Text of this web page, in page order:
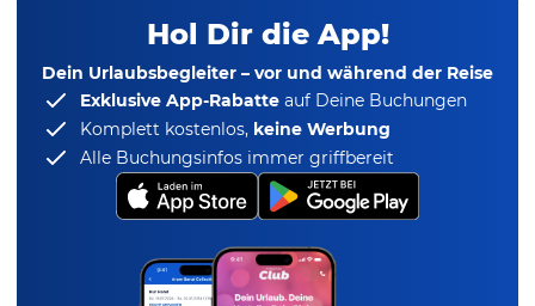
Hol Dir die App!
Dein Urlaubsbegleiter – vor und während der Reise
Exklusive App-Rabatte auf Deine Buchungen
Komplett kostenlos, keine Werbung
Alle Buchungsinfos immer griffbereit